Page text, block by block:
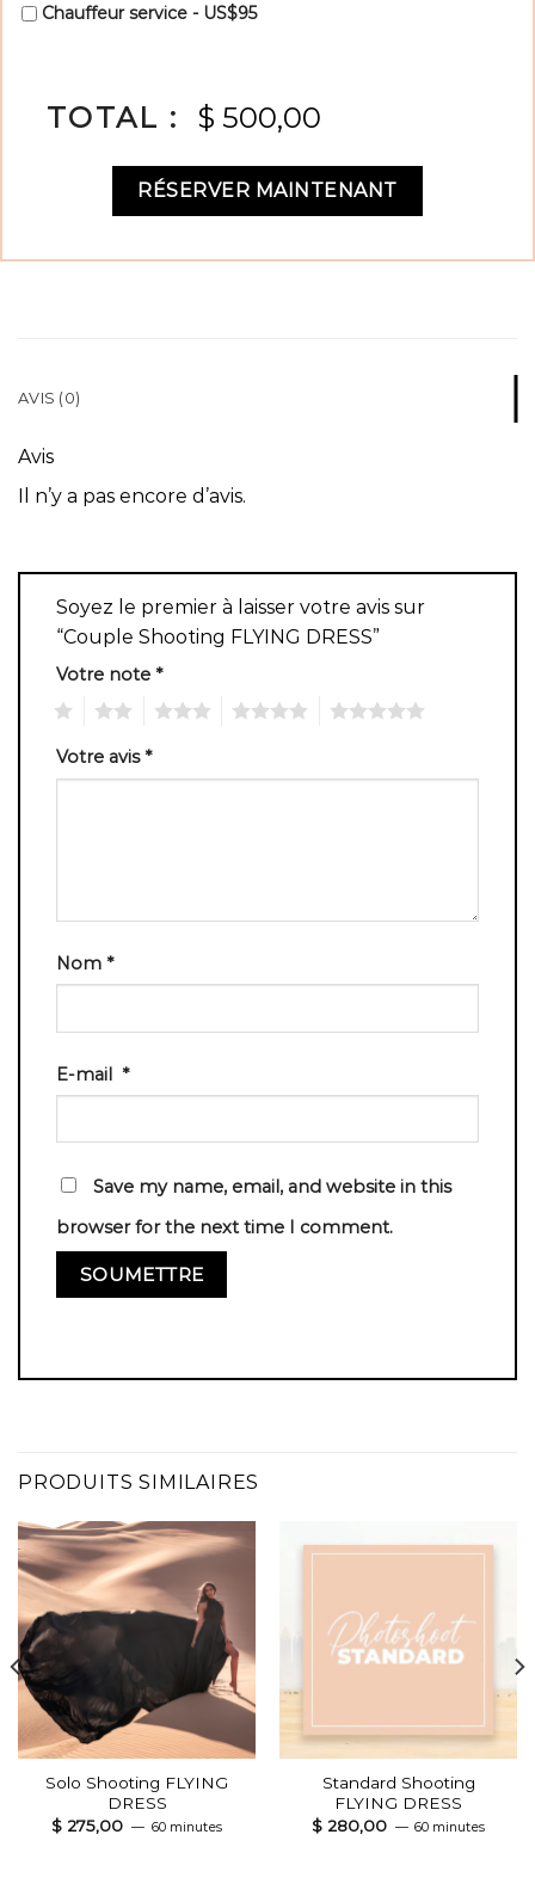
Chauffeur service - US$95
TOTAL : $ 500,00
RÉSERVER MAINTENANT
AVIS (0)
Avis
Il n’y a pas encore d’avis.
Soyez le premier à laisser votre avis sur
“Couple Shooting FLYING DRESS”
Votre note *
Votre avis*
Nom *
E-mail *
Save my name, email, and website in this
browser for the next time I comment.
PRODUITS SIMILAIRES
Solo Shooting FLYING
DRESS
$ 275,00 60 minutes
Standard Shooting
FLYING DRESS
$280,00 60 minutes